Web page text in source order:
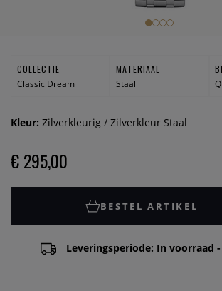
COLLECTIE
Classic Dream
MATERIAAL
Staal
Kleur: Zilverkleurig / Zilverkleur Staal
€ 295,00
BESTEL ARTIKEL
Leveringsperiode: In voorraad -